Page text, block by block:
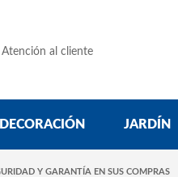
Atención al cliente
DECORACIÓN JARDÍN
Y GARANTÍA EN SUS COMPRAS